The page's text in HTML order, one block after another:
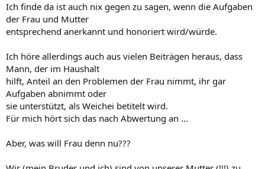
Ich finde da ist auch nix gegen zu sagen, wenn die Aufgaben
der Frau und Mutter
entsprechend anerkannt und honoriert wird/würde.
Ich höre allerdings auch aus vielen Beiträgen heraus, dass
Mann, der im Haushalt
hilft, Anteil an den Problemen der Frau nimmt, ihr gar
Aufgaben abnimmt oder
sie unterstützt, als Weichei betitelt wird.
Für mich hört sich das nach Abwertung an ...
Aber, was will Frau denn nu???